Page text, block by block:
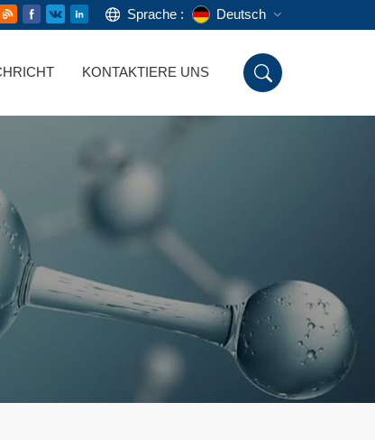
Sprache : Deutsch
KONTAKTIERE UNS